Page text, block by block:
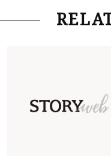
Lifestyle
「お若い
上野千鶴
【ジェ